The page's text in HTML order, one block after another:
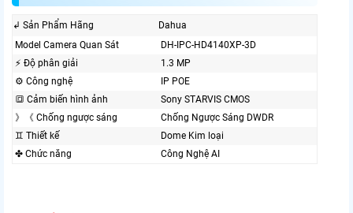
↲ Sản Phẩm Hãng
Dahua
Model Camera Quan Sát
DH-IPC-HD4140XP-3D
️⚡ Độ phân giải
1.3 MP
⚙ Công nghệ
IP POE
🔳 Cảm biến hình ảnh
Sony STARVIS CMOS
》《 Chống ngược sáng
Chống Ngược Sáng DWDR
♊ Thiết kế
Dome Kim loại
✤ Chức năng
Công Nghệ AI